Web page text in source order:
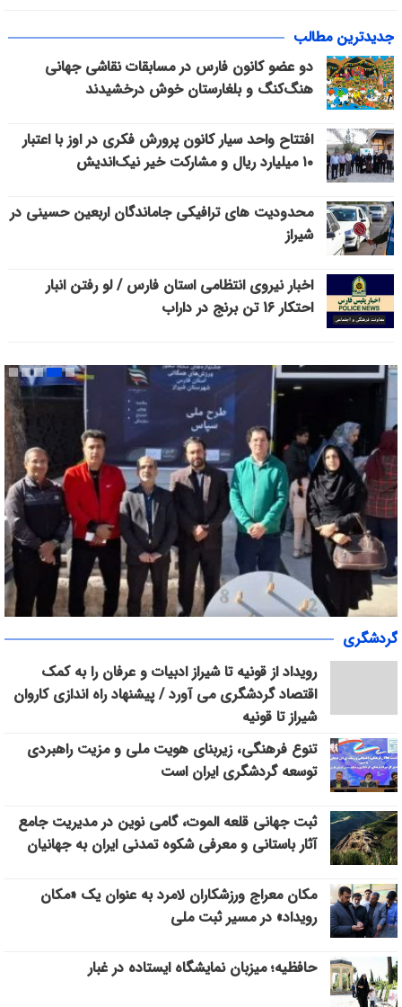
جدیدترین مطالب
دو عضو کانون فارس در مسابقات نقاشی جهانی
هنگ‌کنگ و بلغارستان خوش درخشیدند
افتتاح واحد سیار کانون پرورش فکری در اوز با اعتبار
۱۰ میلیارد ریال و مشارکت خیر نیک‌اندیش
محدودیت های ترافیکی جاماندگان اربعین حسینی در
شیراز
اخبار نیروی انتظامی استان فارس / لو رفتن انبار
احتکار 16 تن برنج در داراب
«سپاس» در میانرود شیراز طنین‌انداز شد/ هم‌افزایی ورزش، فرهنگ و
خدمات اجتماعی با حضور ۳۰۰ شهروند
گردشگری
رویداد از قونیه تا شیراز ادبیات و عرفان را به کمک
اقتصاد گردشگری می آورد / پیشنهاد راه اندازی کاروان
شیراز تا قونیه
تنوع فرهنگی، زیربنای هویت ملی و مزیت راهبردی
توسعه گردشگری ایران است
ثبت جهانی قلعه الموت، گامی نوین در مدیریت جامع
آثار باستانی و معرفی شکوه تمدنی ایران به جهانیان
مکان معراج ورزشکاران لامرد به عنوان یک «مکان
رویداد» در مسیر ثبت ملی
حافظیه؛ میزبان نمایشگاه ایستاده در غبار